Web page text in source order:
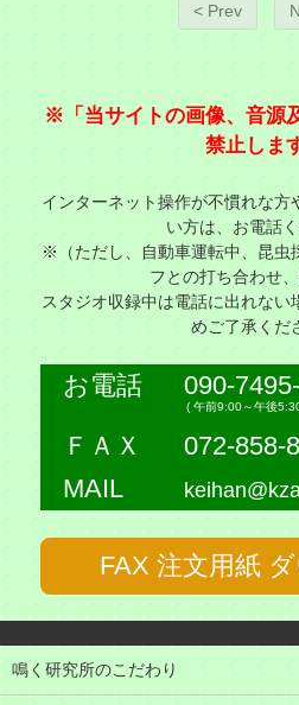
< Prev
※「当サイトの画像、音源
禁止しま
インターネット操作が不慣れな方
い方は、お電話く
※（ただし、自動車運転中、昆虫
フとの打ち合わせ、
スタジオ収録中は電話に出れない
めご了承くだ
お電話 090-
( 午前9:00～午後
ＦＡＸ
072-858-
MAIL
FAX 注文用紙
鳴く研究所のこだわり